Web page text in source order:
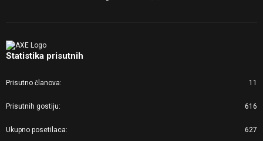
Statistika prisutnih
Prisutno članova 11
Prisutnih gostiju 616
Ukupno posetilaca 627